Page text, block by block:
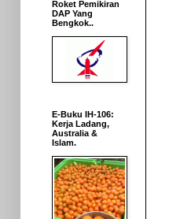
Roket Pemikiran
DAP Yang
Bengkok..
E-Buku IH-106:
Kerja Ladang,
Australia &
Islam.